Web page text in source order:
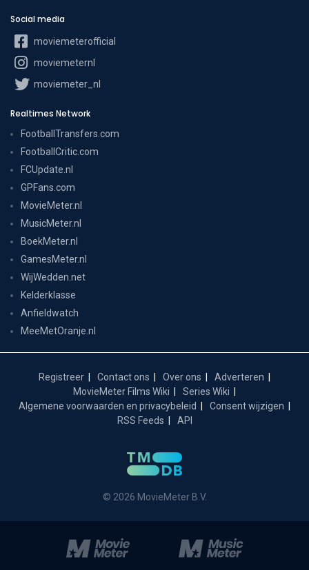
Social media
moviemeterofficial
moviemeternl
moviemeter_nl
Realtimes Network
FootballTransfers.com
FootballCritic.com
FCUpdate.nl
GPFans.com
MovieMeter.nl
MusicMeter.nl
BoekMeter.nl
GamesMeter.nl
WijWedden.net
Kelderklasse
Anfieldwatch
MeeMetOranje.nl
Registreer Contact ons Over ons
Adverteren
MovieMeter Films Wiki
Series Wiki
Algemene voorwaarden en privacybeleid
Consent wijzigen
RSS Feeds
API
© 2026 MovieMeter B.V.